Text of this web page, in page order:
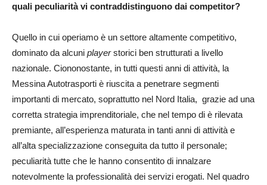
quali peculiarità vi contraddistinguono dai competitor?
Quello in cui operiamo è un settore altamente competitivo,
dominato da alcuni playerstorici ben strutturati a livello
nazionale. Ciononostante, in tutti questi anni di attività, la
Messina Autotrasporti è riuscita a penetrare segmenti
importanti di mercato, soprattutto nel Nord Italia, grazie ad una
corretta strategia imprenditoriale, che nel tempo di è rilevata
premiante, all’esperienza maturata in tanti anni di attività e
all’alta specializzazione conseguita da tutto il personale;
peculiarità tutte che le hanno consentito di innalzare
notevolmente la professionalità dei servizi erogati. Nel quadro